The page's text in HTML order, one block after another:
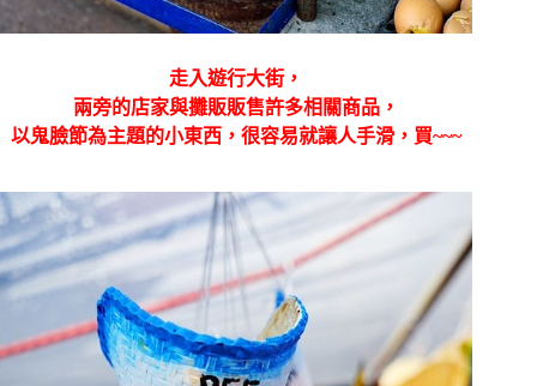
走入遊行大街，
兩旁的店家與攤販販售許多相關商品，
以鬼臉節為主題的小東西，很容易就讓人手滑，買~~~